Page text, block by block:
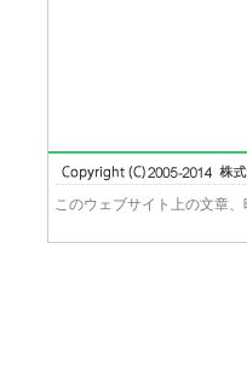
このウェブサイト上の文章